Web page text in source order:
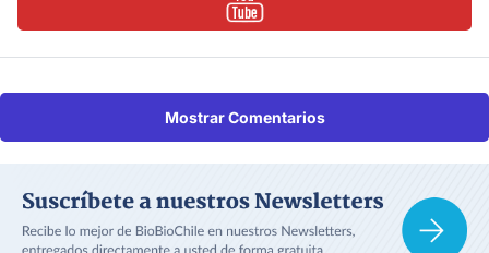
Mostrar Comentarios